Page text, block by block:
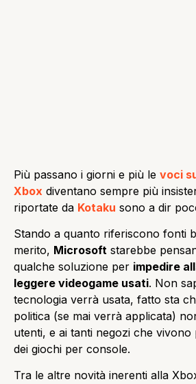
Più passano i giorni e più le voci
Xbox diventano sempre più
riportate da Kotaku sono a dir
Stando a quanto riferiscono fonti
merito, Microsoft starebbe
qualche soluzione per impedire
leggere videogame usati. Non
tecnologia verrà usata, fatto sta
politica (se mai verrà applicata)
utenti, e ai tanti negozi che
dei giochi per console.
Tra le altre novità inerenti alla